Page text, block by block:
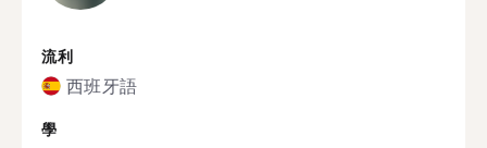
流利
西班牙語
學